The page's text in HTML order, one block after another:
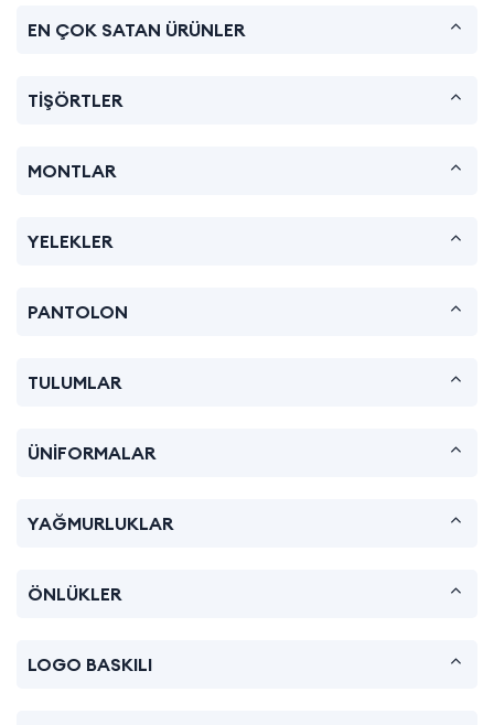
EN ÇOK SATAN ÜRÜNLER
TİŞÖRTLER
MONTLAR
YELEKLER
PANTOLON
TULUMLAR
ÜNİFORMALAR
YAĞMURLUKLAR
ÖNLÜKLER
LOGO BASKILI